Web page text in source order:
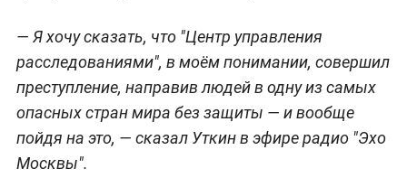
— Я хочу сказать, что "Центр управления
расследованиями", в моём понимании, совершил
преступление, направив людей в одну из самых
опасных стран мира без защиты — и вообще
пойдя на это, — сказал Уткин в эфире радио "Эхо
Москвы".